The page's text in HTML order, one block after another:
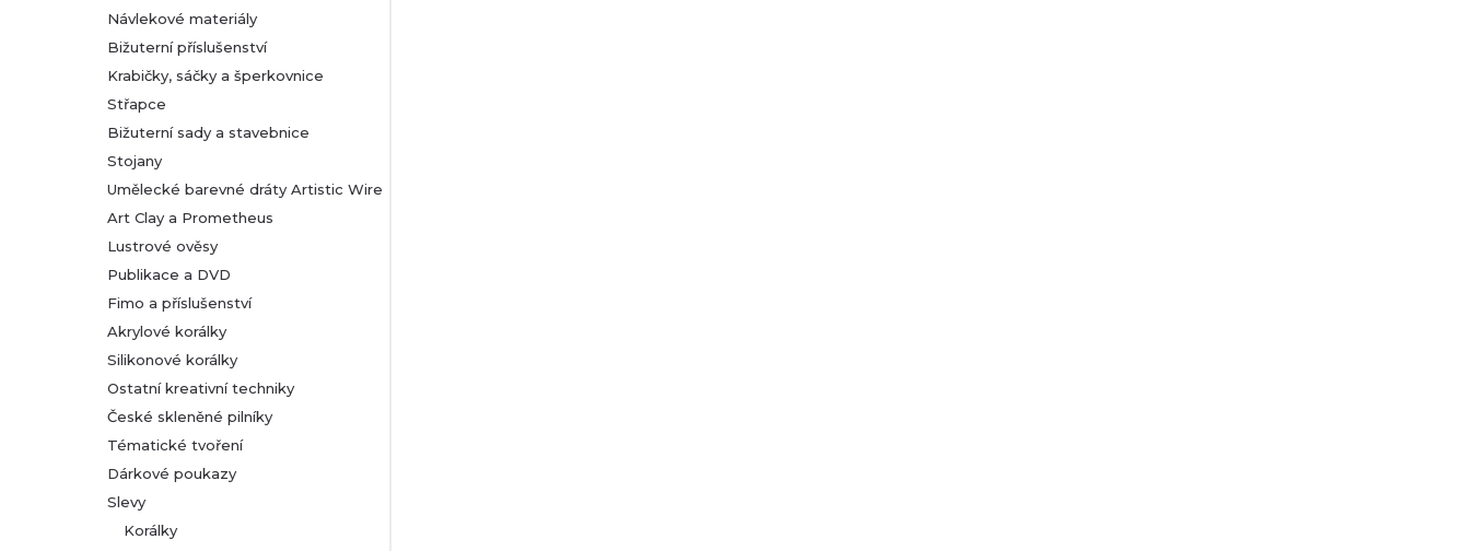
Návlekové materiály
Bižuterní příslušenství
Krabičky, sáčky a šperkovnice
Střapce
Bižuterní sady a stavebnice
Stojany
Umělecké barevné dráty Artistic Wire
Art Clay a Prometheus
Lustrové ověsy
Publikace a DVD
Fimo a příslušenství
Akrylové korálky
Silikonové korálky
Ostatní kreativní techniky
České skleněné pilníky
Tématické tvoření
Dárkové poukazy
Slevy
Korálky